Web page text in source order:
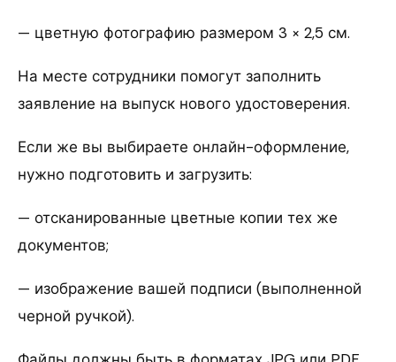
— цветную фотографию размером 3 × 2,5 см.
На месте сотрудники помогут заполнить
заявление на выпуск нового удостоверения.
Если же вы выбираете онлайн-оформление,
нужно подготовить и загрузить:
— отсканированные цветные копии тех же
документов;
— изображение вашей подписи (выполненной
черной ручкой).